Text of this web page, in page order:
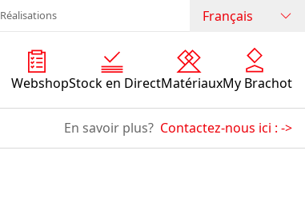
Réalisations Français
WebshopStock en DirectMatériauxMy Brachot
En savoir plus? Contactez-nous ici : ->